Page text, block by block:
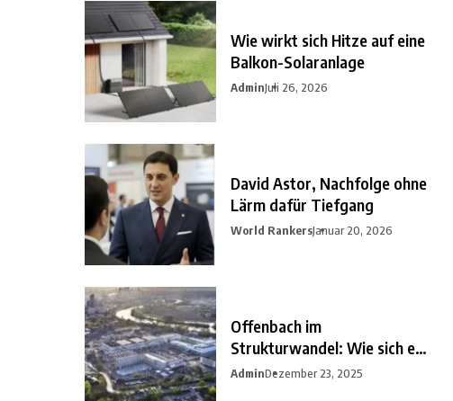
Wie wirkt sich Hitze auf eine
Balkon-Solaranlage
AdminJuli 26, 2026
David Astor, Nachfolge ohne
Lärm dafür Tiefgang
World RankersJanuar 20, 2026
Offenbach im
Strukturwandel: Wie sich ein
unterschätzter
AdminDezember 23, 2025